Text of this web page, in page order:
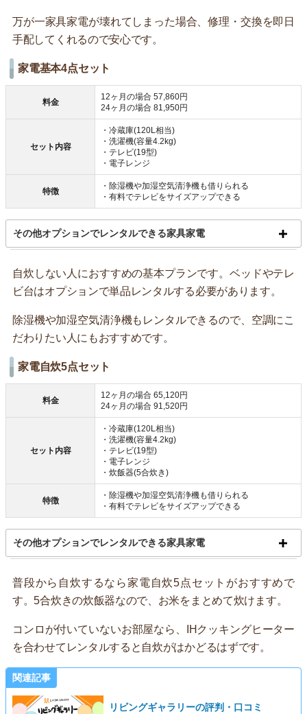
万が一家具家電が壊れてしまった場合、修理・交換を即日
手配してくれるので安心です。
家電基本4点セット
料金
12ヶ月の場合 57,860円
24ヶ月の場合 81,950円
セット内容
・冷蔵庫(120L相当)
・洗濯機(容量4.2kg)
・テレビ(19型)
・電子レンジ
特徴
・除湿機や加湿空気清浄機も借りられる
・有料でテレビをサイズアップできる
その他オプションでレンタルできる家具家電
自炊しない人におすすめの基本プランです。ベッドやテレ
ビ台はオプションで単品レンタルする必要があります。
除湿機や加湿空気清浄機もレンタルできるので、空調にこ
だわりたい人にもおすすめです。
家電自炊5点セット
料金
12ヶ月の場合 65,120円
24ヶ月の場合 91,520円
セット内容
・冷蔵庫(120L相当)
・洗濯機(容量4.2kg)
・テレビ(19型)
・電子レンジ
・炊飯器(5合炊き)
特徴
・除湿機や加湿空気清浄機も借りられる
・有料でテレビをサイズアップできる
その他オプションでレンタルできる家具家電
普段から自炊するなら家電自炊5点セットがおすすめで
す。5合炊きの炊飯器なので、お米をまとめて炊けます。
コンロが付いていないお部屋なら、IHクッキングヒーター
を合わせてレンタルすると自炊がはかどるはずです。
関連記事
リビングギャラリーの評判・口コミ